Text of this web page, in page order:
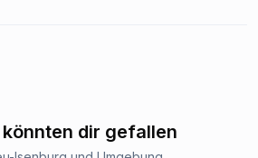
dir gefallen